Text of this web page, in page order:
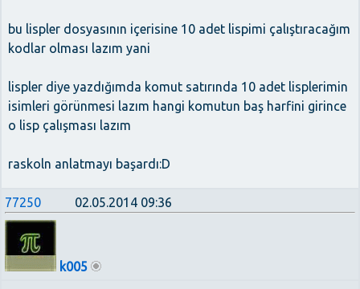
bu lispler dosyasının içerisine 10 adet lispimi çalıştıracağım
kodlar olması lazım yani
lispler diye yazdığımda komut satırında 10 adet lisplerimin
isimleri görünmesi lazım hangi komutun baş harfini girince
o lisp çalışması lazım
raskoln anlatmayı başardı:D
77250 02.05.2014 09:36
k005